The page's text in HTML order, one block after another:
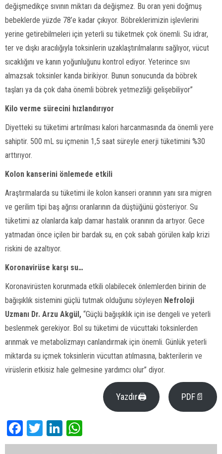
değişmedikçe sıvının miktarı da değişmez. Bu oran yeni doğmuş
bebeklerde yüzde 78’e kadar çıkıyor. Böbreklerimizin işlevlerini
yerine getirebilmeleri için yeterli su tüketmek çok önemli. Su idrar,
ter ve dışkı aracılığıyla toksinlerin uzaklaştırılmalarını sağlıyor, vücut
sıcaklığını ve kanın yoğunluğunu kontrol ediyor. Yeterince sıvı
almazsak toksinler kanda birikiyor. Bunun sonucunda da böbrek
taşları ya da çok daha önemli böbrek yetmezliği gelişebiliyor”
Kilo verme sürecini hızlandırıyor
Diyetteki su tüketimi artırılması kalori harcanmasında da önemli yere
sahiptir. 500 mL su içmenin 1,5 saat süreyle enerji tüketimini %30
arttırıyor.
Kolon kanserini önlemede etkili
Araştırmalarda su tüketimi ile kolon kanseri oranının yanı sıra migren
ve gerilim tipi baş ağrısı oranlarının da düştüğünü gösteriyor. Su
tüketimi az olanlarda kalp damar hastalık oranının da artıyor. Gece
yatmadan önce içilen bir bardak su, en çok sabah görülen kalp krizi
riskini de azaltıyor.
Koronavirüse karşı su…
Koronavirüsten korunmada etkili olabilecek önlemlerden birinin de
bağışıklık sistemini güçlü tutmak olduğunu söyleyen Nefroloji
Uzmanı Dr. Arzu Akgül, “Güçlü bağışıklık için ise dengeli ve yeterli
beslenmek gerekiyor. Bol su tüketimi de vücuttaki toksinlerden
arınmak ve metabolizmayı canlandırmak için önemli. Günlük yeterli
miktarda su içmek toksinlerin vücuttan atılmasına, bakterilerin ve
virüslerin etkisiz hale gelmesine yardımcı olur” diyor.
Yazdır🖨 PDF📄
Facebook
TwitterLinkedIn